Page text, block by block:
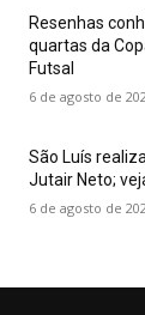
Resenhas
quartas da
Futsal
6 de agosto de
São Luís
Jutair Neto;
6 de agosto de